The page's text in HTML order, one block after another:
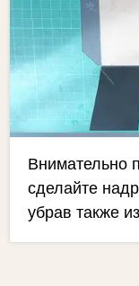
Внимательно
сделайте
убрав также